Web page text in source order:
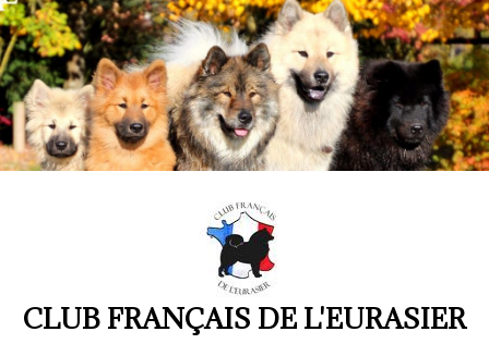
CLUB FRANÇAIS DE L'EURASIER